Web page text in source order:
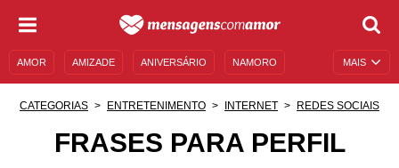
MAIS
AMOR AMIZADE ANIVERSÁRIO NAMORO
CATEGORIAS ENTRETENIMENTO INTERNET REDES SOCIAIS
FRASES PARA PERFIL